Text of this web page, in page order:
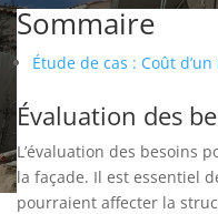
Sommaire
Étude de cas : Coût
Évaluation des
L’évaluation des besoins
la façade. Il est essentiel
pourraient affecter la